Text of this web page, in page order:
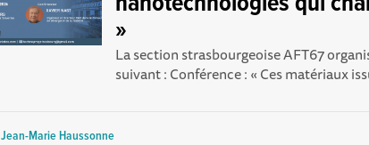
»
La section strasbourgeoise AFT67
suivant : Conférence : « Ces matériaux
Jean-Marie Haussonne